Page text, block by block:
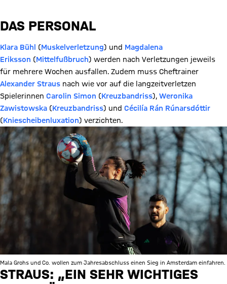
DAS PERSONAL
Klara Bühl (Muskelverletzung) und Magdalena
Eriksson (Mittelfußbruch) werden nach Verletzungen jeweils
für mehrere Wochen ausfallen. Zudem muss Cheftrainer
Alexander Straus nach wie vor auf die langzeitverletzen
Spielerinnen Carolin Simon (Kreuzbandriss), Weronika
Zawistowska (Kreuzbandriss) und Cécilía Rán Rúnarsdóttir
(Kniescheibenluxation) verzichten.
Mala Grohs und Co. wollen zum Jahresabschluss einen Sieg in Amsterdam einfahren.
STRAUS: „EIN SEHR WICHTIGES